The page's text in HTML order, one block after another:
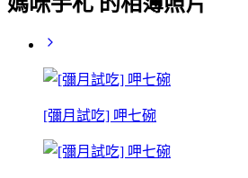
[彌月試吃] 呷七碗